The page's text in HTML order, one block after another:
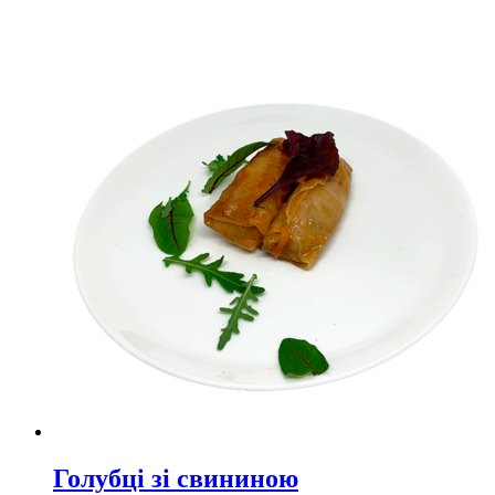
Голубці зі свининою